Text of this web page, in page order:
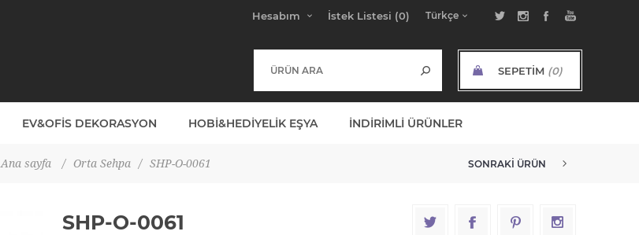
Hesabım İstek Listesi (0)
SEPETIM (0)
EV&OFIS DEKORASYON HOBI&HEDIYELIK EŞYA İNDIRIMLI ÜRÜNLER
Ana sayfa / Orta Sehpa / SHP-O-0061 SONRAKI ÜRÜN
SHP-O-0061